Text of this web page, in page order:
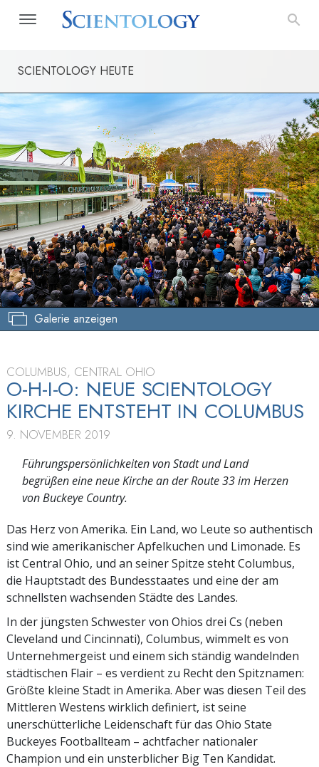
SCIENTOLOGY HEUTE
Galerie anzeigen
COLUMBUS, CENTRAL OHIO
O-H-I-O: NEUE SCIENTOLOGY
KIRCHE ENTSTEHT IN COLUMBUS
9. NOVEMBER 2019
Führungspersönlichkeiten von Stadt und Land
begrüßen eine neue Kirche an der Route 33 im Herzen
von Buckeye Country.
Das Herz von Amerika. Ein Land, wo Leute so authentisch
sind wie amerikanischer Apfelkuchen und Limonade. Es
ist Central Ohio, und an seiner Spitze steht Columbus,
die Hauptstadt des Bundesstaates und eine der am
schnellsten wachsenden Städte des Landes.
In der jüngsten Schwester von Ohios drei Cs (neben
Cleveland und Cincinnati), Columbus, wimmelt es von
Unternehmergeist und einem sich ständig wandelnden
städtischen Flair – es verdient zu Recht den Spitznamen:
Größte kleine Stadt in Amerika. Aber was diesen Teil des
Mittleren Westens wirklich definiert, ist seine
unerschütterliche Leidenschaft für das Ohio State
Buckeyes Footballteam – achtfacher nationaler
Champion und ein unsterblicher Big Ten Kandidat.